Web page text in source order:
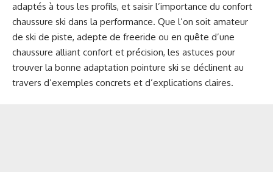
adaptés à tous les profils, et saisir l’importance du confort
chaussure ski dans la performance. Que l’on soit amateur
de ski de piste, adepte de freeride ou en quête d’une
chaussure alliant confort et précision, les astuces pour
trouver la bonne adaptation pointure ski se déclinent au
travers d’exemples concrets et d’explications claires.